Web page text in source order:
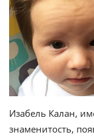
Изабель Калан,
знаменитость,